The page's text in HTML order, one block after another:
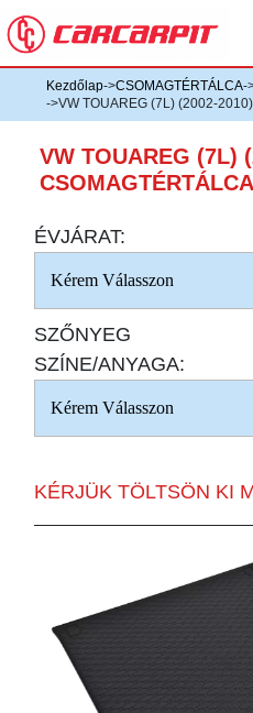
Kezdőlap->CSOMAGTÉRTÁLCA-
->VW TOUAREG (7L) (2002-
VW TOUAREG (7L)
CSOMAGTÉRTÁLCA
ÉVJÁRAT:
SZŐNYEG
SZÍNE/ANYAGA:
KÉRJÜK TÖLTSÖN KI